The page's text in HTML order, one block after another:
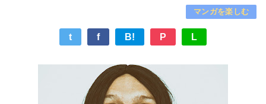
マンガを楽しむ
t f B! P L